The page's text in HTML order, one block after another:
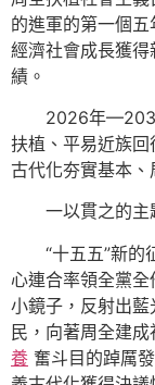
的進軍的第一個
經濟社會成長獲
績。
2026年—2030
扶植、平易近族回
古代化夯實基本、
一以貫之的主題
“十五五”新的
心連合率領全黨
小鏡子，反射出
民，向著周全建
養 奮斗目的踔厲